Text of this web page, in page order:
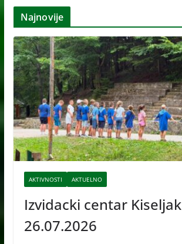
h
v
e
Najnovije
AKTIVNOSTI AKTUELNO
Izvidacki centar Kiseljak
26.07.2026